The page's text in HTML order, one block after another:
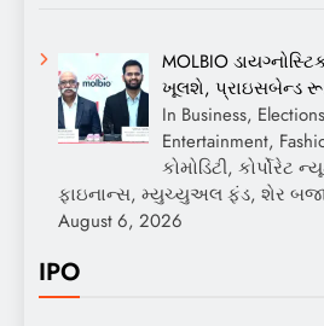
MOLBIO
ખૂલશે, પ્રાઇસબેન્ડ રૂ.
In Business,
Entertainment,
કોમોડિટી, કોર્પોરેટ
ફાઇનાન્સ, મ્યુચ્યુઅલ ફંડ, શેર
August 6, 2026
IPO